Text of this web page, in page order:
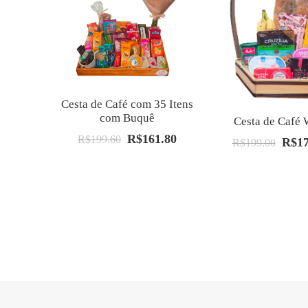
Cesta de Café com 35 Itens
com Buquê
R$199.60 O
R$161.80O
Cesta de Café
R$199.00 O
R$